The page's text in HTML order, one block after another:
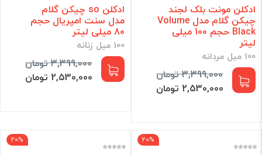
ادکلن مونت بلک لجند
چیکن گلام مدل Volume
Black حجم 100 میلی
لیتر
100 میل مردانه
3,399,000 تومان
2,530,000 تومان
ادکلن so چیکن گلام
مدل سنت امپریال حجم
80 میلی لیتر
100 میل زنانه
3,399,000 تومان
2,530,000 تومان
20%
20%